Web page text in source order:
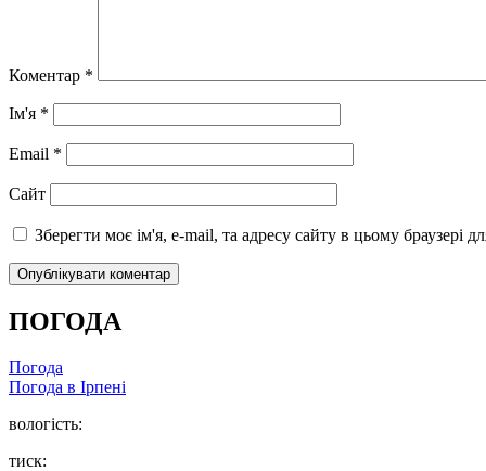
Коментар *
Ім'я *
Email *
Сайт
Зберегти моє ім'я, e-mail, та адресу сайту в цьому браузері
ПОГОДА
Погода
Погода в Ірпені
вологість:
тиск: